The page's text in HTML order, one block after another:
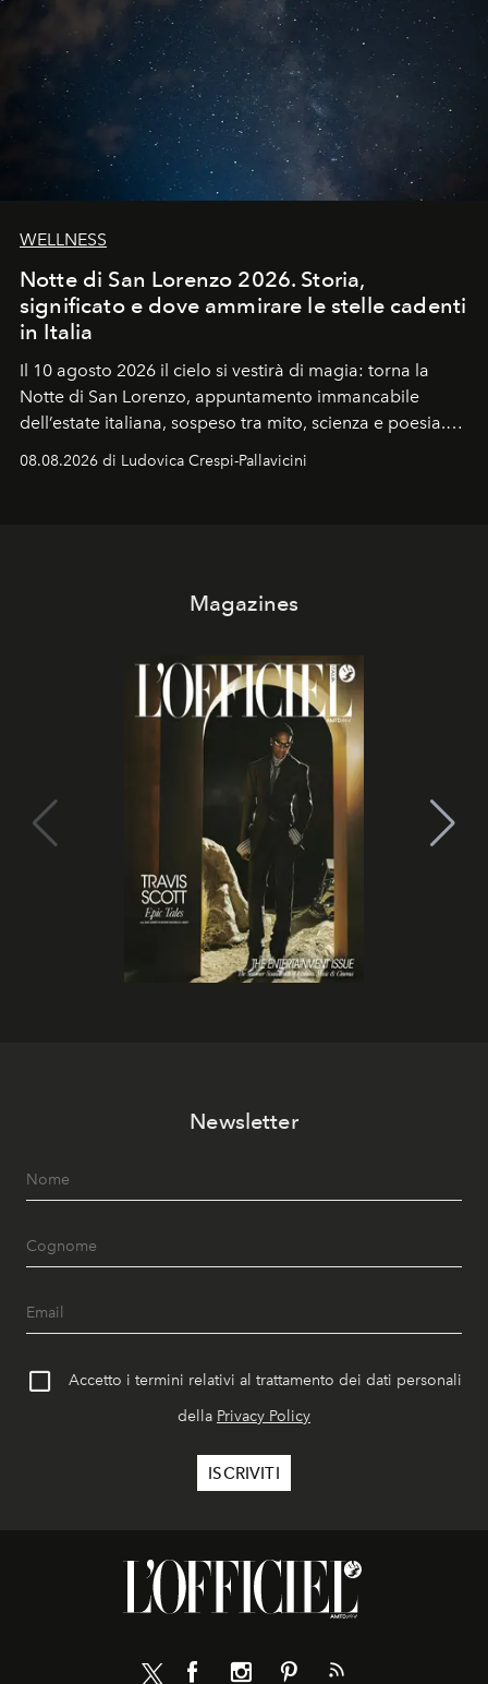
WELLNESS
Notte di San Lorenzo 2026. Storia,
significato e dove ammirare le stelle cadenti
in Italia
Il 10 agosto 2026 il cielo si vestirà di magia: torna la
Notte di San Lorenzo, appuntamento immancabile
dell’estate italiana, sospeso tra mito, scienza e poesia.
Sarà il momento in cui gli occhi si alzano verso la volta
celeste per seguire il passaggio delle
08.08.2026 di Ludovica Crespi-Pallavicini
Magazines
Newsletter
Accetto i termini relativi al trattamento dei dati personali
della Privacy Policy